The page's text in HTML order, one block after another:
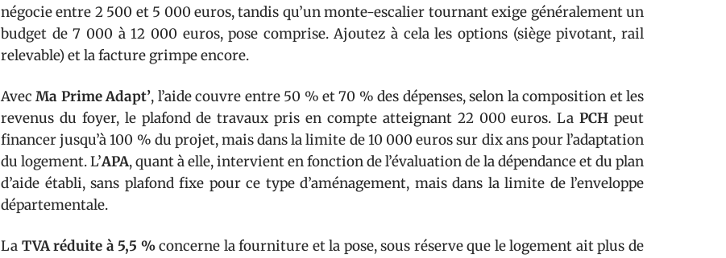
négocie entre 2 500 et 5 000 euros, tandis qu’un monte-escalier tournant exige généralement un
budget de 7 000 à 12 000 euros, pose comprise. Ajoutez à cela les options (siège pivotant, rail
relevable) et la facture grimpe encore.
AvecMa Prime Adapt’, l’aide couvre entre 50 % et 70 % des dépenses, selon la composition et les
revenus du foyer, le plafond de travaux pris en compte atteignant 22 000 euros. LaPCH peut
financer jusqu’à 100 % du projet, mais dans la limite de 10 000 euros sur dix ans pour l’adaptation
du logement. L’APA, quant à elle, intervient en fonction de l’évaluation de la dépendance et du plan
d’aide établi, sans plafond fixe pour ce type d’aménagement, mais dans la limite de l’enveloppe
départementale.
La TVA réduite à 5,5 %concerne la fourniture et la pose, sous réserve que le logement ait plus de